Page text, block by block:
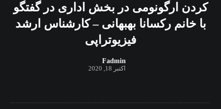
کردن ارگونومی در بخش اداری در گفتگو
با خانم رکسانا بهبهانی – کارشناس ارشد
فیزیوتراپی
Fadmin
اکتبر 18, 2020